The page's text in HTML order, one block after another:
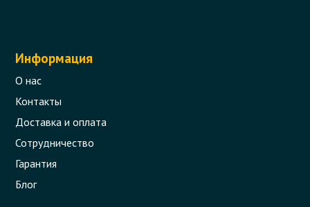
Клавиатура для ноутбука HP Pavilion
Информация
О нас
Контакты
Доставка и оплата
Сотрудничество
Гарантия
Блог